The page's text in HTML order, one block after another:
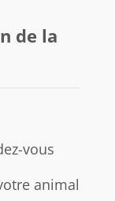
de la
vous
animal